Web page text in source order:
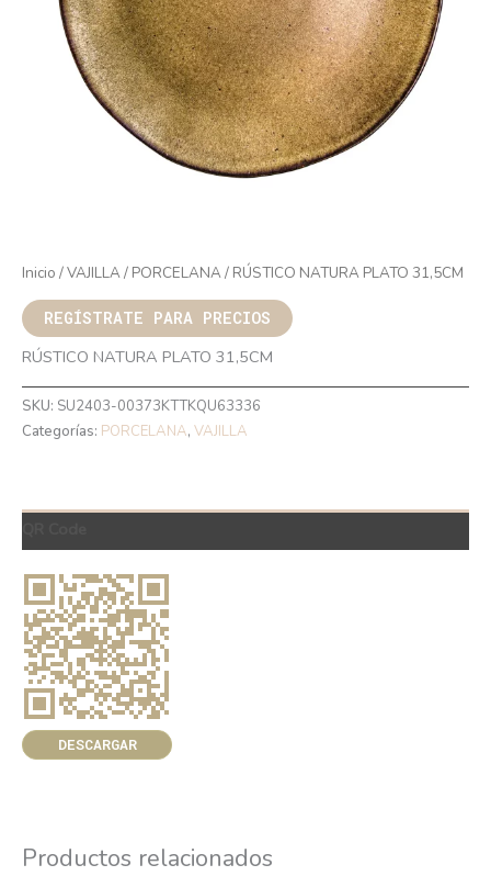
Inicio /VAJILLA/ PORCELANA/ RÚSTICO NATURA PLATO 31,5CM
REGÍSTRATE PARA PRECIOS
RÚSTICO NATURA PLATO 31,5CM
SKU: SU2403-00373KTTKQU63336
Categorías: PORCELANA, VAJILLA
DESCARGAR
Productos relacionados